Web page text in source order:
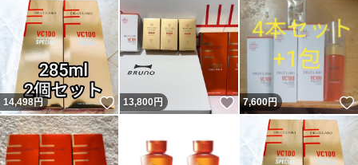
14,498円 いいね！
13,800円 いいね！
7,600円